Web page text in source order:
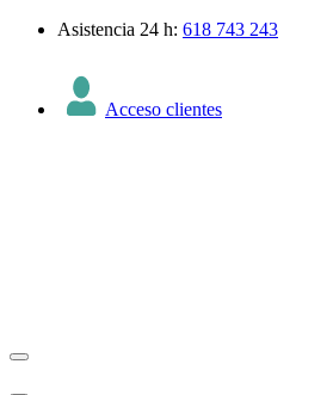
Asistencia 24 h: 618 743 243
Acceso clientes